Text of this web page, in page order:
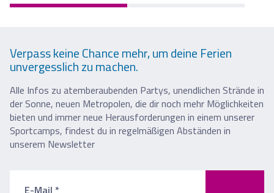
Verpass keine Chance mehr, um deine Ferien
unvergesslich zu machen.
Alle Infos zu atemberaubenden Partys, unendlichen Strände in
der Sonne, neuen Metropolen, die dir noch mehr Möglichkeiten
bieten und immer neue Herausforderungen in einem unserer
Sportcamps, findest du in regelmäßigen Abständen in
unserem Newsletter